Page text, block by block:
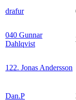
drafur
040 Gunnar
Dahlqvist
122. Jonas Andersson
Dan.P